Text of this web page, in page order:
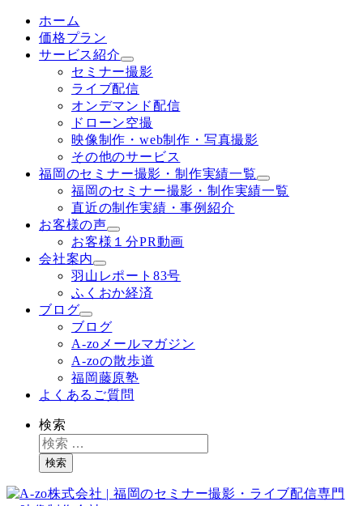
ホーム
価格プラン
サービス紹介
セミナー撮影
ライブ配信
オンデマンド配信
ドローン空撮
映像制作・web制作・写真撮影
その他のサービス
福岡のセミナー撮影・制作実績一覧
福岡のセミナー撮影・制作実績一覧
直近の制作実績・事例紹介
お客様の声
お客様１分PR動画
会社案内
羽山レポート83号
ふくおか経済
ブログ
ブログ
A-zoメールマガジン
A-zoの散歩道
福岡藤原塾
よくあるご質問
検索
検索